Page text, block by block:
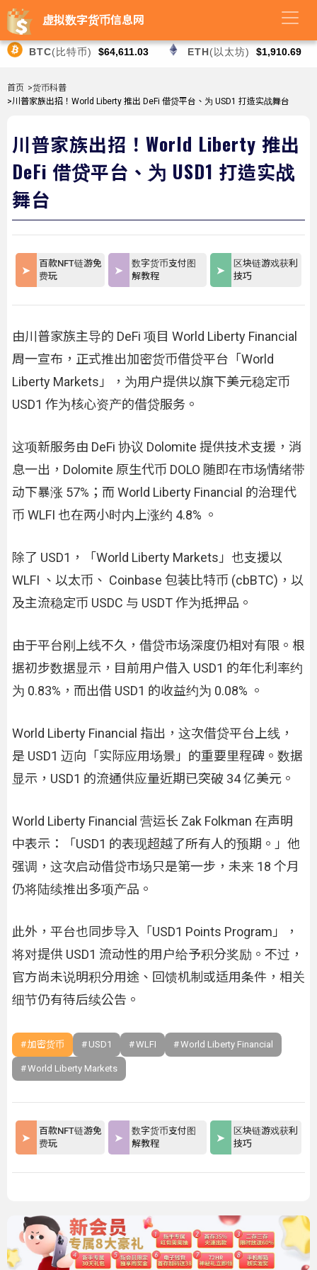
虚拟数字货币信息网
BTC(比特币) $64,611.03 ETH(以太坊) $1,910.69
首页 >货币科普
>川普家族出招！World Liberty 推出 DeFi 借贷平台、为 USD1 打造实战舞台
川普家族出招！World Liberty 推出
DeFi 借贷平台、为 USD1 打造实战
舞台
百款NFT链游免
费玩
数字货币支付图
解教程
区块链游戏获利
技巧
由川普家族主导的 DeFi 项目 World Liberty Financial
周一宣布，正式推出加密货币借贷平台「World
Liberty Markets」，为用户提供以旗下美元稳定币
USD1 作为核心资产的借贷服务。
这项新服务由 DeFi 协议 Dolomite 提供技术支援，消
息一出，Dolomite 原生代币 DOLO 随即在市场情绪带
动下暴涨 57%；而 World Liberty Financial 的治理代
币 WLFI 也在两小时内上涨约 4.8% 。
除了 USD1，「World Liberty Markets」也支援以
WLFI 、以太币、 Coinbase 包装比特币 (cbBTC)，以
及主流稳定币 USDC 与 USDT 作为抵押品。
由于平台刚上线不久，借贷市场深度仍相对有限。根
据初步数据显示，目前用户借入 USD1 的年化利率约
为 0.83%，而出借 USD1 的收益约为 0.08% 。
World Liberty Financial 指出，这次借贷平台上线，
是 USD1 迈向「实际应用场景」的重要里程碑。数据
显示，USD1 的流通供应量近期已突破 34 亿美元。
World Liberty Financial 营运长 Zak Folkman 在声明
中表示：「USD1 的表现超越了所有人的预期。」他
强调，这次启动借贷市场只是第一步，未来 18 个月
仍将陆续推出多项产品。
此外，平台也同步导入「USD1 Points Program」，
将对提供 USD1 流动性的用户给予积分奖励。不过，
官方尚未说明积分用途、回馈机制或适用条件，相关
细节仍有待后续公告。
加密货币 USD1 WLFI World Liberty Financial
World Liberty Markets
百款NFT链游免
费玩
数字货币支付图
解教程
区块链游戏获利
技巧